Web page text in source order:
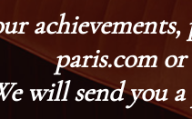
paris.com or
will send you